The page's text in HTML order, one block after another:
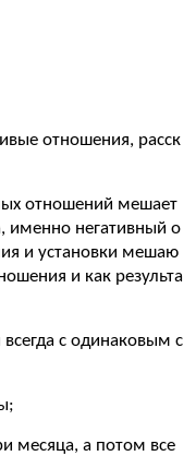
отношения, расск
отношений мешает
именно негативный о
и установки мешаю
и как результа
с одинаковым с
месяца, а потом все